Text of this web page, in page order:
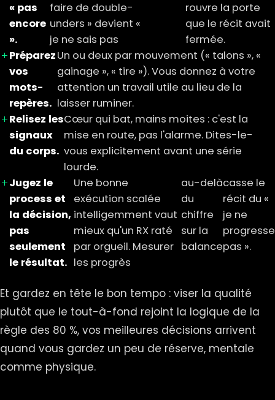
« pas
encore
».
faire de double-
unders » devient «
je ne sais pas
rouvre la porte
que le récit avait
fermée.
Préparez
vos
mots-
repères.
Un ou deux par mouvement (« talons », «
gainage », « tire »). Vous donnez à votre
attention un travail utile au lieu de la
laisser ruminer.
Relisez les
signaux
du corps.
Cœur qui bat, mains moites : c'est la
mise en route, pas l'alarme. Dites-le-
vous explicitement avant une série
lourde.
Jugez le
process et
la décision,
pas
seulement
le résultat.
Une bonne
exécution scalée
intelligemment vaut
mieux qu'un RX raté
par orgueil. Mesurer
les progrès
au-delà
du
chiffre
sur la
balance
casse le
récit du «
je ne
progresse
pas ».
Et gardez en tête le bon tempo : viser la qualité
plutôt que le tout-à-fond rejoint la logique de la
règle des 80 %, vos meilleures décisions arrivent
quand vous gardez un peu de réserve, mentale
comme physique.